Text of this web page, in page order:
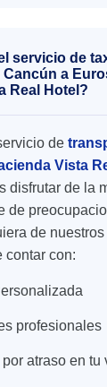
servicio de
a
Real Hotel?
de
Vista
disfrutar de la
de
de
contar con:
profesionales
atraso en tu